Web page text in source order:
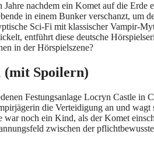
nachdem ein Komet auf die
in einem Bunker verschanzt,
Sci-Fi mit klassischer Vampir-
entführt diese deutsche
in der Hörspielszene?
(mit Spoilern)
Festungsanlage Locryn Castle
die Verteidigung an und
noch ein Kind, als der Komet
zwischen der